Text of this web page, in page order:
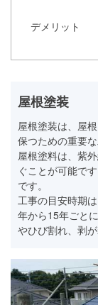
デメリット
屋根塗装
屋根塗装は、屋
保つための重要な
屋根塗料は、紫
ぐことが可能で
です。
工事の目安時期
年から15年ごと
やひび割れ、剥